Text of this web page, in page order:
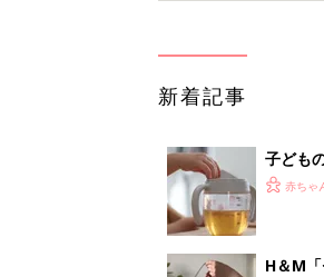
新着記事
子ども
く3つの
赤ちゃ
H＆М「